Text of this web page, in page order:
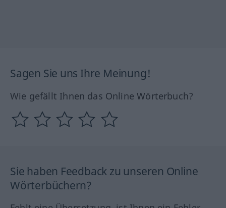
Sagen Sie uns Ihre Meinung!
Wie gefällt Ihnen das Online Wörterbuch?
Sie haben Feedback zu unseren Online
Wörterbüchern?